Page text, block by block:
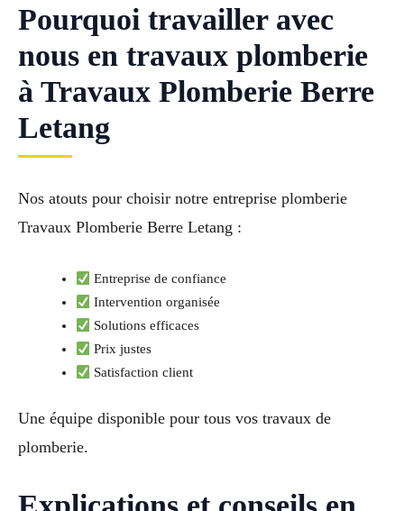
Pourquoi travailler avec
nous en travaux plomberie
à Travaux Plomberie Berre
Letang
Nos atouts pour choisir notre entreprise plomberie
Travaux Plomberie Berre Letang :
Entreprise de confiance
Intervention organisée
Solutions efficaces
Prix justes
Satisfaction client
Une équipe disponible pour tous vos travaux de
plomberie.